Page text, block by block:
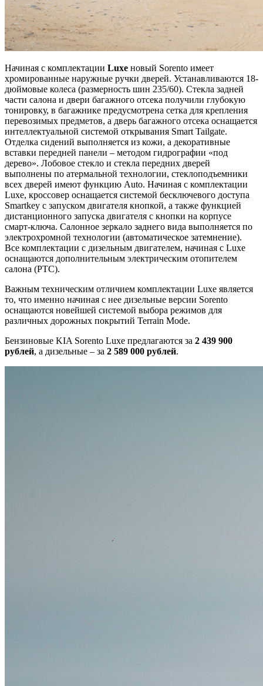
Начиная с комплектации Luxe новый Sorento имеет
хромированные наружные ручки дверей. Устанавливаются 18-
дюймовые колеса (размерность шин 235/60). Стекла задней
части салона и двери багажного отсека получили глубокую
тонировку, в багажнике предусмотрена сетка для крепления
перевозимых предметов, а дверь багажного отсека оснащается
интеллектуальной системой открывания Smart Tailgate.
Отделка сидений выполняется из кожи, а декоративные
вставки передней панели – методом гидрографии «под
дерево». Лобовое стекло и стекла передних дверей
выполнены по атермальной технологии, стеклоподъемники
всех дверей имеют функцию Auto. Начиная с комплектации
Luxe, кроссовер оснащается системой бесключевого доступа
Smartkey с запуском двигателя кнопкой, а также функцией
дистанционного запуска двигателя с кнопки на корпусе
смарт-ключа. Салонное зеркало заднего вида выполняется по
электрохромной технологии (автоматическое затемнение).
Все комплектации с дизельным двигателем, начиная с Luxe
оснащаются дополнительным электрическим отопителем
салона (РТС).
Важным техническим отличием комплектации Luxe является
то, что именно начиная с нее дизельные версии Sorento
оснащаются новейшей системой выбора режимов для
различных дорожных покрытий Terrain Mode.
Бензиновые KIA Sorento Luxe предлагаются за 2 439 900
рублей, а дизельные – за 2 589 000 рублей.